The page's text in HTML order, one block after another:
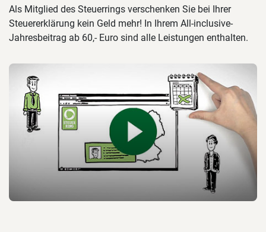
Als Mitglied des Steuerrings verschenken Sie bei Ihrer
Steuererklärung kein Geld mehr! In Ihrem All-inclusive-
Jahresbeitrag ab 60,- Euro sind alle Leistungen enthalten.